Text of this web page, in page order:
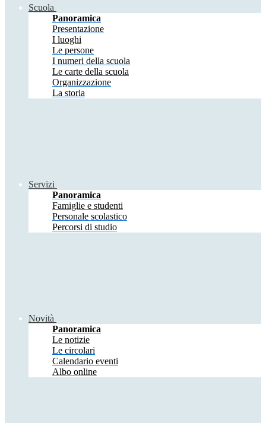
Scuola
Panoramica
Presentazione
I luoghi
Le persone
I numeri della scuola
Le carte della scuola
Organizzazione
La storia
Servizi
Panoramica
Famiglie e studenti
Personale scolastico
Percorsi di studio
Novità
Panoramica
Le notizie
Le circolari
Calendario eventi
Albo online